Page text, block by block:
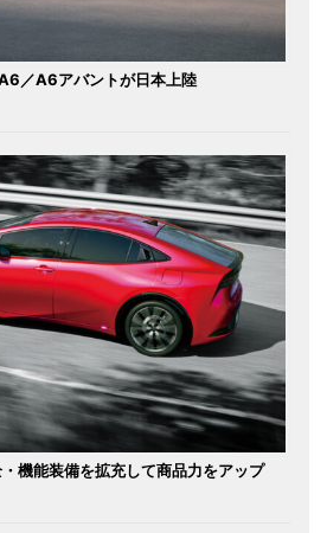
／A6アバントが日本上陸
機能装備を拡充して商品力をアップ